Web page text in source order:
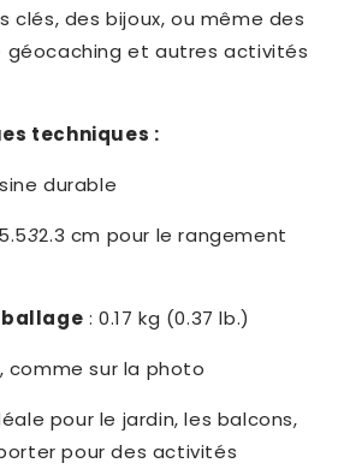
clés, des bijoux, ou même des
géocaching et autres activités
techniques :
durable
32.3 cm pour le rangement
: 0.17 kg (0.37 lb.)
comme sur la photo
pour le jardin, les balcons,
pour des activités